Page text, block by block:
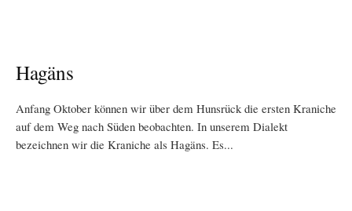
Hagäns
Anfang Oktober können wir über dem Hunsrück die ersten Kraniche
auf dem Weg nach Süden beobachten. In unserem Dialekt
bezeichnen wir die Kraniche als Hagäns. Es...